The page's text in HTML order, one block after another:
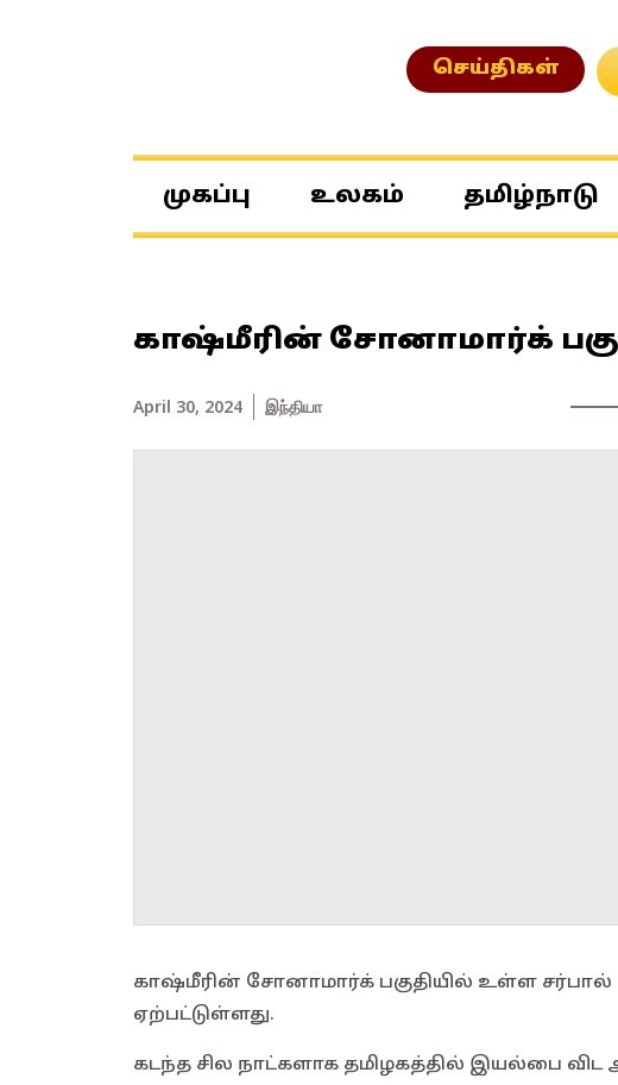
செய்திகள்
முகப்பு உலகம் தமிழ்நாடு
காஷ்மீரின் சோனாமார்க்
April 30, 2024 இந்தியா
காஷ்மீரின் சோனாமார்க் பகுதியில் உள்ள சர்பால்
ஏற்பட்டுள்ளது.
கடந்த சில நாட்களாக தமிழகத்தில் இயல்பை விட